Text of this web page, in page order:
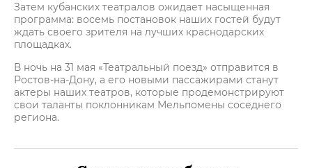
Затем кубанских театралов ожидает насыщенная
программа: восемь постановок наших гостей будут
ждать своего зрителя на лучших краснодарских
площадках.
В ночь на 31 мая «Театральный поезд» отправится в
Ростов-на-Дону, а его новыми пассажирами станут
актеры наших театров, которые продемонстрируют
свои таланты поклонникам Мельпомены соседнего
региона.